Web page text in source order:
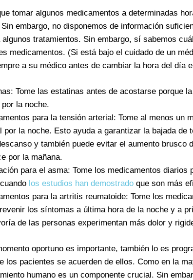
tomar algunos medicamentos a determinadas
embargo, no disponemos de información
algunos tratamientos. Sin embargo, sí sabemos
medicamentos. (Si está bajo el cuidado de un
a su médico antes de cambiar la hora del día
Tome las estatinas antes de acostarse porque
la noche.
para la tensión arterial: Tome al menos un
por la noche. Esto ayuda a garantizar la bajada de
y también puede evitar el aumento brusco
por la mañana.
para el asma: Tome los medicamentos diarios
los estudios han demostrado que son más
para la artritis reumatoide: Tome los
los síntomas a última hora de la noche y a
de las personas experimentan más dolor y
oportuno es importante, también lo es
los pacientes se acuerden de ellos. Como en la
humano es un componente crucial. Sin